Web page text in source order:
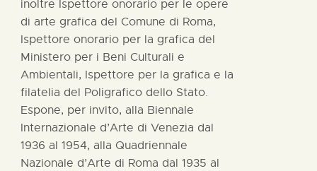
inoltre Ispettore onorario per le opere
di arte grafica del Comune di Roma,
Ispettore onorario per la grafica del
Ministero per i Beni Culturali e
Ambientali, Ispettore per la grafica e la
filatelia del Poligrafico dello Stato.
Espone, per invito, alla Biennale
Internazionale d’Arte di Venezia dal
1936 al 1954, alla Quadriennale
Nazionale d’Arte di Roma dal 1935 al